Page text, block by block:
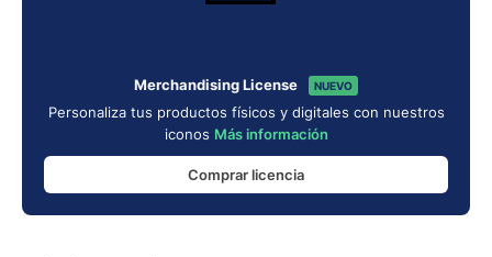
Merchandising License NUEVO
Personaliza tus productos físicos y digitales con nuestros
iconos Más información
Comprar licencia